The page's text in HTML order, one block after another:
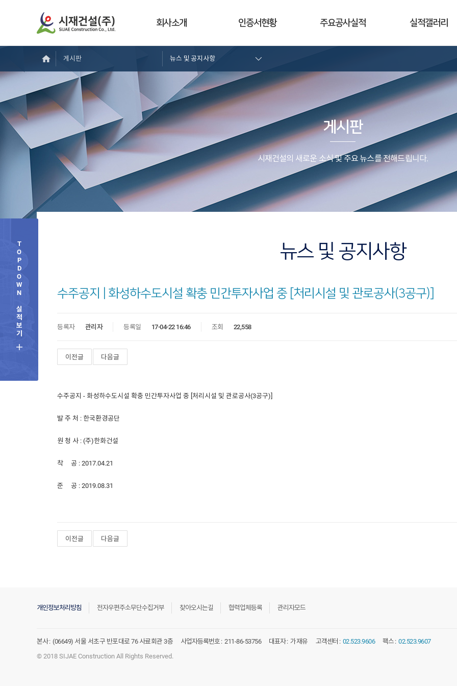
회사소개 인증서현황 주요공사실적 실적갤러리
T
O
P
D
O
W
N
실
적
보
기
게시판 뉴스 및 공지사항
게시판
시재건설의 새로운 소식 및 주요 뉴스를 전해드립니다.
뉴스 및 공지사항
수주공지 | 화성하수도시설 확충 민간투자사업 중 [처리시설 및 관로공사(3공구)]
등록자 관리자 등록일 17-04-22 16:46 조회 22,558
이전글 다음글
수주공지 - 화성하수도시설 확충 민간투자사업 중 [처리시설 및 관로공사(3공구)]
발 주 처 : 한국환경공단
원 청 사 : (주)한화건설
착 공 : 2017.04.21
준 공 : 2019.08.31
이전글 다음글
개인정보처리방침 전자우편주소무단수집거부 찾아오시는길 협력업체등록 관리자모드
본사 : (06649) 서울 서초구 반포대로 76 사료회관 3층 사업자등록번호 : 211-86-53756 대표자 : 가재유 고객센터 : 02.523.9606 팩스 : 02.523.9607
© 2018 SIJAE Construction All Rights Reserved.